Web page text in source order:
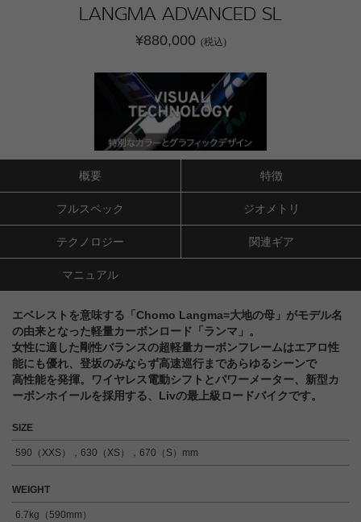
LANGMA ADVANCED SL
¥880,000 (税込)
概要 特徴
フルスペック ジオメトリ
テクノロジー 関連ギア
マニュアル
エベレストを意味する「Chomo Langma=大地の母」がモデル名
の由来となった軽量カーボンロード「ランマ」。
女性に適した剛性バランスの超軽量カーボンフレームはエアロ性
能にも優れ、登坂のみならず高速巡行まであらゆるシーンで
高性能を発揮。ワイヤレス電動シフトとパワーメーター、新型カ
ーボンホイールを採用する、Livの最上級ロードバイクです。
SIZE
590（XXS），630（XS），670（S）mm
WEIGHT
6.7kg（590mm）